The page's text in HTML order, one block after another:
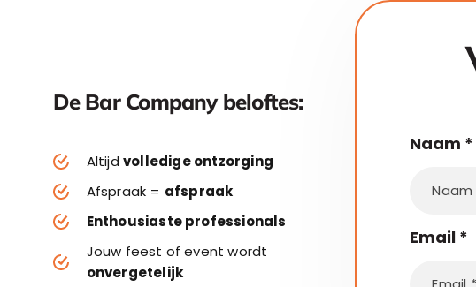
De Bar Company beloftes:
Altijd volledige ontzorging
Afspraak = afspraak
Enthousiaste professionals
Jouw feest of event wordt
onvergetelijk
Naam *
Email *